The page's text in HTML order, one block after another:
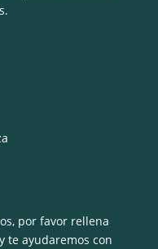
por favor rellena
te ayudaremos con